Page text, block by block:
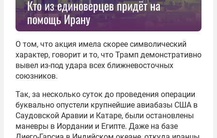
Кто из единоверцев придёт на
помощь Ирану
О том, что акция имела скорее символический
характер, говорит и то, что Трамп демонстративно
вывел из-под удара всех ближневосточных
союзников.
Так, за несколько суток до проведения операции
буквально опустели крупнейшие авиабазы США в
Саудовской Аравии и Катаре, были остановлены
маневры в Иордании и Египте. Даже на базе